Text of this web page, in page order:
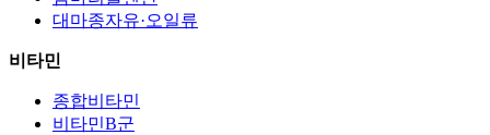
대마종자유·오일류
비타민
종합비타민
비타민B군